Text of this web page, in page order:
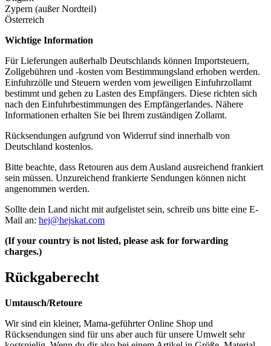
Zypern (außer Nordteil)
Österreich
Wichtige Information
Für Lieferungen außerhalb Deutschlands können Importsteuern,
Zollgebühren und -kosten vom Bestimmungsland erhoben werden.
Einfuhrzölle und Steuern werden vom jeweiligen Einfuhrzollamt
bestimmt und gehen zu Lasten des Empfängers. Diese richten sich
nach den Einfuhrbestimmungen des Empfängerlandes. Nähere
Informationen erhalten Sie bei Ihrem zuständigen Zollamt.
Rücksendungen aufgrund von Widerruf sind innerhalb von
Deutschland kostenlos.
Bitte beachte, dass Retouren aus dem Ausland ausreichend frankiert
sein müssen. Unzureichend frankierte Sendungen können nicht
angenommen werden.
Sollte dein Land nicht mit aufgelistet sein, schreib uns bitte eine E-
Mail an: hej@hejskat.com
(If your country is not listed, please ask for forwarding
charges.)
Rückgaberecht
Umtausch/Retoure
Wir sind ein kleiner, Mama-geführter Online Shop und
Rücksendungen sind für uns aber auch für unsere Umwelt sehr